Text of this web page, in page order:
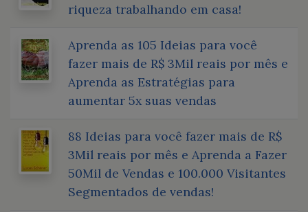
riqueza trabalhando em casa!
Aprenda as 105 Ideias para você
fazer mais de R$ 3Mil reais por mês e
Aprenda as Estratégias para
aumentar 5x suas vendas
88 Ideias para você fazer mais de R$
3Mil reais por mês e Aprenda a Fazer
50Mil de Vendas e 100.000 Visitantes
Segmentados de vendas!